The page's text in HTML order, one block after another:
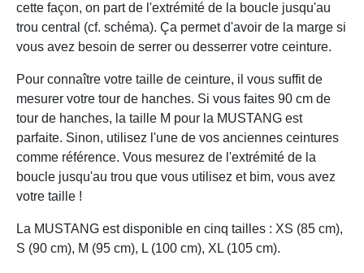
cette façon, on part de l'extrémité de la boucle jusqu'au
trou central (cf. schéma). Ça permet d'avoir de la marge si
vous avez besoin de serrer ou desserrer votre ceinture.
Pour connaître votre taille de ceinture, il vous suffit de
mesurer votre tour de hanches. Si vous faites 90 cm de
tour de hanches, la taille M pour la MUSTANG est
parfaite. Sinon, utilisez l'une de vos anciennes ceintures
comme référence. Vous mesurez de l'extrémité de la
boucle jusqu'au trou que vous utilisez et bim, vous avez
votre taille !
La MUSTANG est disponible en cinq tailles : XS (85 cm),
S (90 cm), M (95 cm), L (100 cm), XL (105 cm).